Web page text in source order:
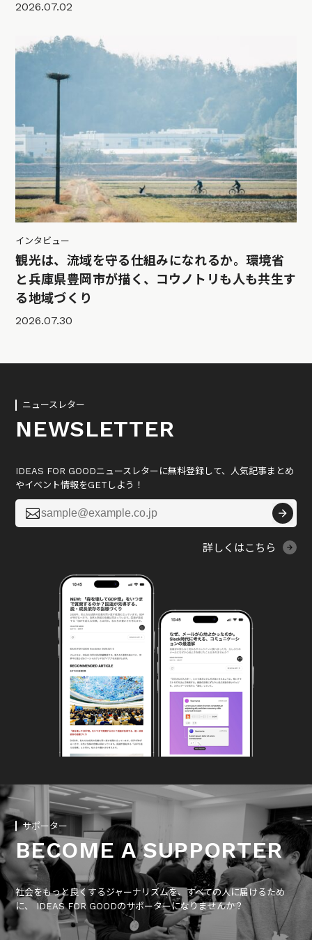
2026.07.02
インタビュー
観光は、流域を守る仕組みになれるか。環境省
と兵庫県豊岡市が描く、コウノトリも人も共生す
る地域づくり
2026.07.30
ニュースレター
NEWSLETTER
IDEAS FOR GOODニュースレターに無料登録して、人気記事まとめ
やイベント情報をGETしよう！

詳しくはこちら
サポーター
BECOME A SUPPORTER
社会をもっと良くするジャーナリズムを、すべての人に届けるため
に、 IDEAS FOR GOODのサポーターになりませんか？